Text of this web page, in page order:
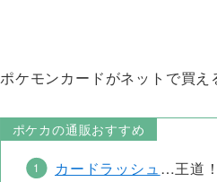
ポケモンカードがネットで買え
ポケカの通販おすすめ
カードラッシュ …王道！